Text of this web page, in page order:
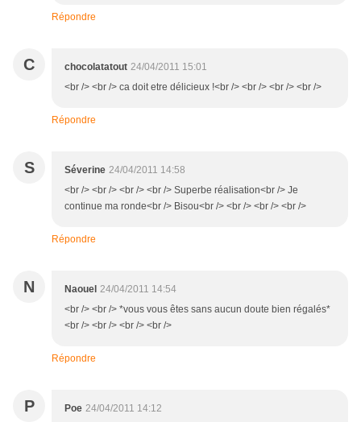
Répondre
C chocolatatout 24/04/2011 15:01
<br /> <br /> ca doit etre délicieux !<br /> <br /> <br /> <br />
Répondre
S Séverine 24/04/2011 14:58
<br /> <br /> <br /> <br /> Superbe réalisation<br /> Je
continue ma ronde<br /> Bisou<br /> <br /> <br /> <br />
Répondre
N Naouel 24/04/2011 14:54
<br /> <br /> *vous vous êtes sans aucun doute bien régalés*
<br /> <br /> <br /> <br />
Répondre
P Poe 24/04/2011 14:12